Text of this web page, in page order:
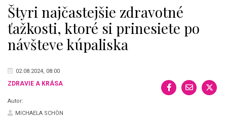
Štyri najčastejšie zdravotné
ťažkosti, ktoré si prinesiete po
návšteve kúpaliska
02.08.2024, 08:00
ZDRAVIE A KRÁSA
Autor:
MICHAELA SCHÖN